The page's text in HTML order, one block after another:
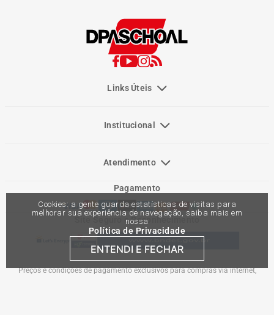
Cookies: a gente guarda estatísticas de visitas para
melhorar sua experiência de navegação, saiba mais em
nossa
Política de Privacidade
ENTENDI E FECHAR
Links Úteis
Institucional
Atendimento
Pagamento
Site Seguro e Reconhecimento
Preços e condições de pagamento exclusivos para compras via internet,